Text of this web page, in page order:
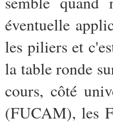
éventuelle
les piliers et
la table ronde
cours, côté
(FUCAM), les